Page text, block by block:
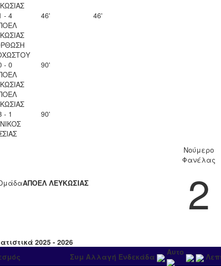
- 4
46' 46'
- 0
90'
- 1
90'
ΑΠΟΕΛ ΛΕΥΚΩΣΙΑΣ
Νούμερο
Φανέλας
2
2025 - 2026
Συμ Αλλαγή Ενδεκάδα Αυτο